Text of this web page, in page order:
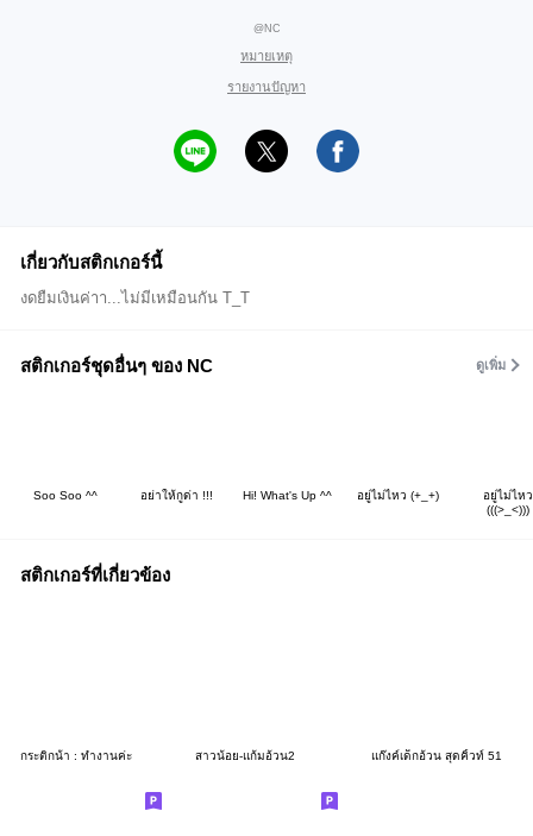
@NC
หมายเหตุ
รายงานปัญหา
เกี่ยวกับสติกเกอร์นี้
งดยืมเงินค่าา...ไม่มีเหมือนกัน T_T
สติกเกอร์ชุดอื่นๆ ของ NC ดูเพิ่ม
Soo Soo ^^ อย่าให้กูด่า !!! Hi! What's Up ^^ อยู่ไม่ไหว (+_+)
อยู่ไม่ไหว
(((>_<)))
สติกเกอร์ที่เกี่ยวข้อง
กระติกน้ํา : ทำงานค่ะ สาวน้อย-แก้มอ้วน2 แก๊งค์เด็กอ้วน สุดคิ้วท์ 51